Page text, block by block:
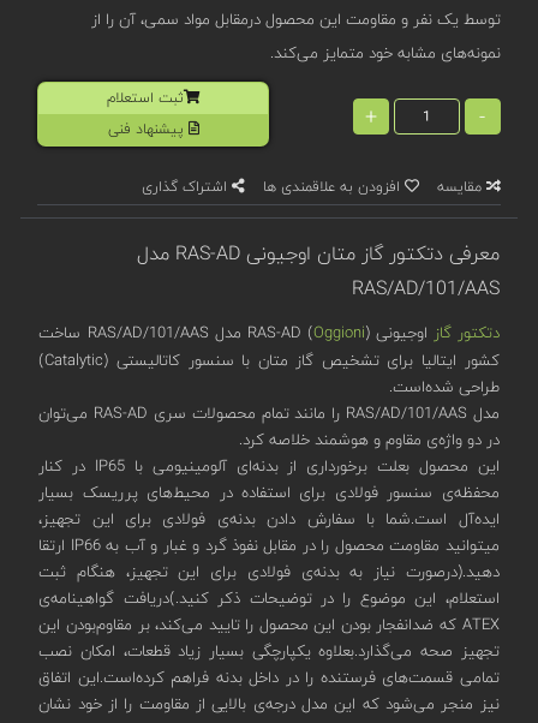
توسط یک نفر و مقاومت این محصول درمقابل مواد سمی، آن را از
نمونه‌های مشابه خود متمایز می‌کند.
-
+
ثبت استعلام
پیشنهاد فنی
مقایسه افزودن به علاقمندی ها اشتراک گذاری
معرفی دتکتور گاز متان اوجیونی RAS-AD مدل
RAS/AD/101/AAS
دتکتور گاز اوجیونی (Oggioni
) RAS-AD مدل RAS/AD/101/AAS ساخت
کشور ایتالیا برای تشخیص گاز متان با سنسور کاتالیستی (Catalytic)
طراحی شده‌است.
مدل RAS/AD/101/AAS را مانند تمام محصولات سری RAS-AD می‌توان
در دو واژه‌ی مقاوم و هوشمند خلاصه کرد.
این محصول بعلت برخورداری از بدنه‌ای آلومینیومی با IP65 در کنار
محفظه‌ی سنسور فولادی برای استفاده در محیط‌های پرریسک بسیار
ایده‌آل است.شما با سفارش دادن بدنه‌ی فولادی برای این تجهیز،
میتوانید مقاومت محصول را در مقابل نفوذ گرد و غبار و آب به IP66 ارتقا
دهید.(درصورت نیاز به بدنه‌ی فولادی برای این تجهیز، هنگام ثبت
استعلام، این موضوع را در توضیحات ذکر کنید.)دریافت گواهینامه‌‌ی
ATEX که ضدانفجار بودن این محصول را تایید می‌کند، بر مقاوم‌بودن این
تجهیز صحه می‌گذارد.بعلاوه یکپارچگی بسیار زیاد قطعات، امکان نصب
تمامی قسمت‌های فرستنده را در داخل بدنه فراهم کرده‌است.این اتفاق
نیز منجر می‌شود که این مدل درجه‌ی بالایی از مقاومت را از خود نشان